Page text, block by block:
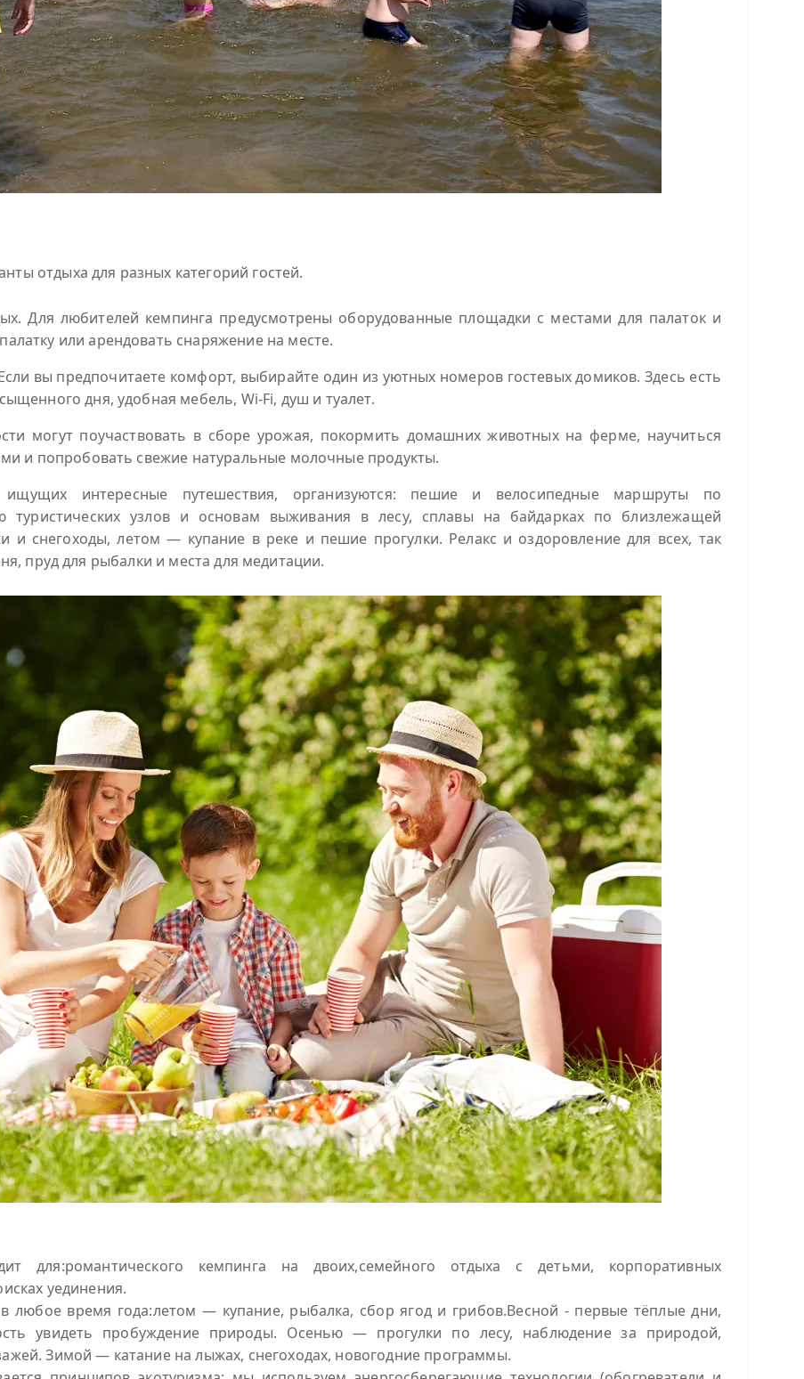
отдыха для разных категорий гостей.
Для любителей кемпинга предусмотрены оборудованные площадки с местами для палаток и
или арендовать снаряжение на месте.
вы предпочитаете комфорт, выбирайте один из уютных номеров гостевых домиков. Здесь есть
дня, удобная мебель, Wi‑Fi, душ и туалет.
могут поучаствовать в сборе урожая, покормить домашних животных на ферме, научиться
и попробовать свежие натуральные молочные продукты.
интересные путешествия, организуются: пешие и велосипедные маршруты по
туристических узлов и основам выживания в лесу, сплавы на байдарках по близлежащей
снегоходы, летом — купание в реке и пешие прогулки. Релакс и оздоровление для всех, так
пруд для рыбалки и места для медитации.
для:романтического кемпинга на двоих,семейного отдыха с детьми, корпоративных
уединения.
любое время года:летом — купание, рыбалка, сбор ягод и грибов.Весной - первые тёплые дни,
увидеть пробуждение природы. Осенью — прогулки по лесу, наблюдение за природой,
Зимой — катание на лыжах, снегоходах, новогодние программы.